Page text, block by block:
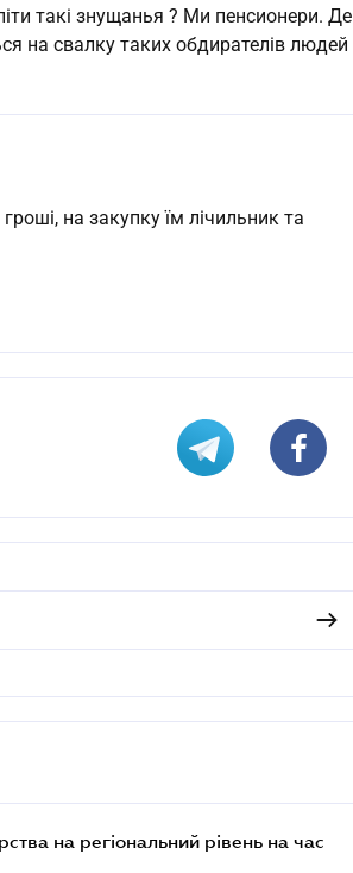
такі знущанья ? Ми пенсионери. Де
на свалку таких обдирателів людей
на закупку їм лічильник та
на регіональний рівень на час